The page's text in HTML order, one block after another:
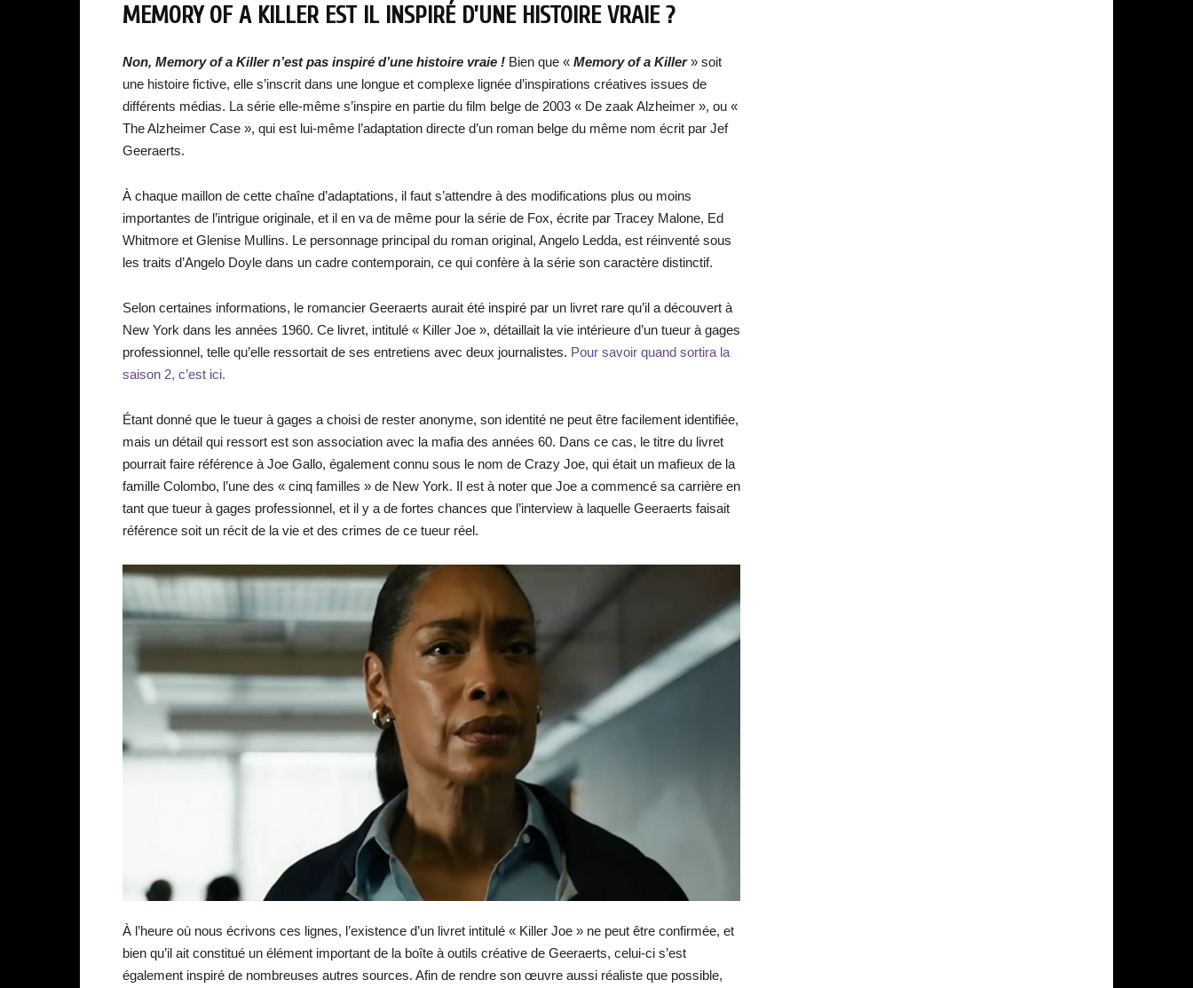
MEMORY OF A KILLER EST IL INSPIRÉ D’UNE HISTOIRE VRAIE ?
Non, Memory of a Killer n’est pas inspiré d’une histoire vraie ! Bien que « Memory of a Killer» soit
une histoire fictive, elle s’inscrit dans une longue et complexe lignée d’inspirations créatives issues de
différents médias. La série elle-même s’inspire en partie du film belge de 2003 « De zaak Alzheimer », ou «
The Alzheimer Case », qui est lui-même l’adaptation directe d’un roman belge du même nom écrit par Jef
Geeraerts.
À chaque maillon de cette chaîne d’adaptations, il faut s’attendre à des modifications plus ou moins
importantes de l’intrigue originale, et il en va de même pour la série de Fox, écrite par Tracey Malone, Ed
Whitmore et Glenise Mullins. Le personnage principal du roman original, Angelo Ledda, est réinventé sous
les traits d’Angelo Doyle dans un cadre contemporain, ce qui confère à la série son caractère distinctif.
Selon certaines informations, le romancier Geeraerts aurait été inspiré par un livret rare qu’il a découvert à
New York dans les années 1960. Ce livret, intitulé « Killer Joe », détaillait la vie intérieure d’un tueur à gages
professionnel, telle qu’elle ressortait de ses entretiens avec deux journalistes. Pour savoir quand sortira la
saison 2, c’est ici.
Étant donné que le tueur à gages a choisi de rester anonyme, son identité ne peut être facilement identifiée,
mais un détail qui ressort est son association avec la mafia des années 60. Dans ce cas, le titre du livret
pourrait faire référence à Joe Gallo, également connu sous le nom de Crazy Joe, qui était un mafieux de la
famille Colombo, l’une des « cinq familles » de New York. Il est à noter que Joe a commencé sa carrière en
tant que tueur à gages professionnel, et il y a de fortes chances que l’interview à laquelle Geeraerts faisait
référence soit un récit de la vie et des crimes de ce tueur réel.
À l’heure où nous écrivons ces lignes, l’existence d’un livret intitulé « Killer Joe » ne peut être confirmée, et
bien qu’il ait constitué un élément important de la boîte à outils créative de Geeraerts, celui-ci s’est
également inspiré de nombreuses autres sources. Afin de rendre son œuvre aussi réaliste que possible,